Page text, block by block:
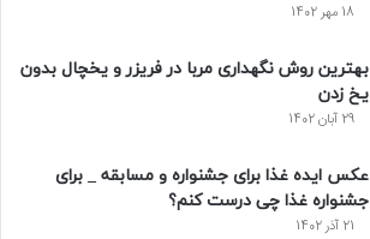
18 مهر 1402
بهترین روش نگهداری مربا در فریزر و یخچال بدون
یخ زدن
29 آبان 1402
عکس ایده غذا برای جشنواره و مسابقه _ برای
جشنواره غذا چی درست کنم؟
21 آذر 1402